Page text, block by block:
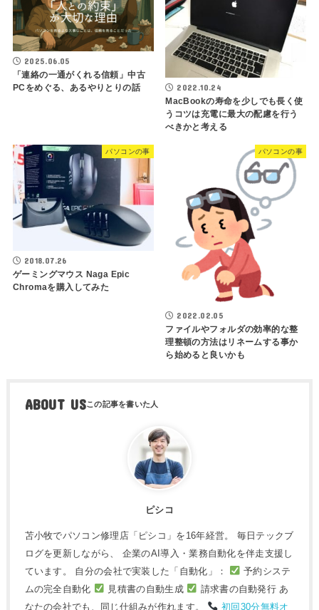
2025.06.05
「連絡の一通がくれる信頼」中古
PCをめぐる、あるやりとりの話
2022.10.24
MacBookの寿命を少しでも長く使
うコツは充電に最大の配慮を行う
べきかと考える
パソコンの事
2018.07.26
ゲーミングマウス Naga Epic
Chromaを購入してみた
パソコンの事
2022.02.05
ファイルやフォルダの効率的な整
理整頓の方法はリネームする事か
ら始めると良いかも
ABOUT US
ピシコ
苫小牧でパソコン修理店「ピシコ」を16年経営。 毎日テックブ
ログを更新しながら、 企業のAI導入・業務自動化を伴走支援し
ています。 自分の会社で実装した「自動化」：
予約システ
ムの完全自動化
見積書の自動生成
請求書の自動発行 あ
なたの会社でも、同じ仕組みが作れます。
初回30分無料オ